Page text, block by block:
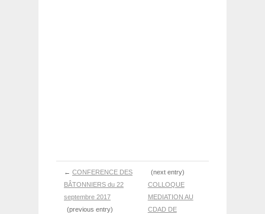
← CONFERENCE DES
BÂTONNIERS du 22
septembre 2017
(previous entry)
(next entry)
COLLOQUE
MEDIATION AU
CDAD DE